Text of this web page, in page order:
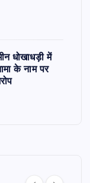
धोखाधड़ी में
के नाम पर